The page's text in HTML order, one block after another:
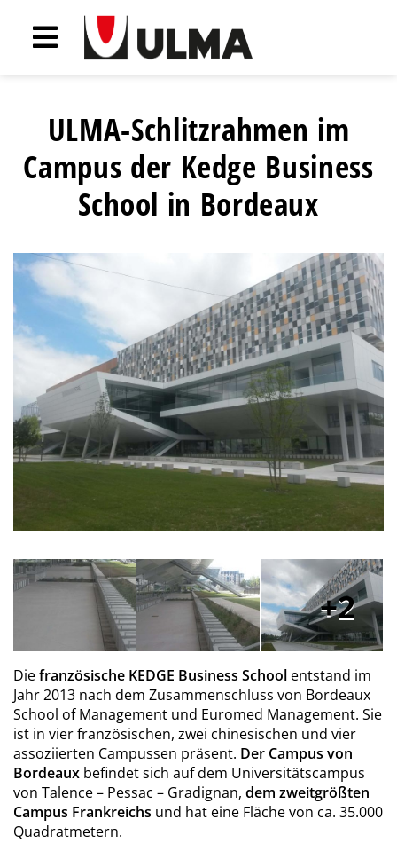
ULMA-Schlitzrahmen im
Campus der Kedge Business
School in Bordeaux
2
Diefranzösische KEDGE Business School entstand im
Jahr 2013 nach dem Zusammenschluss von Bordeaux
School of Management und Euromed Management. Sie
ist in vier französischen, zwei chinesischen und vier
assoziierten Campussen präsent. Der Campus von
Bordeaux befindet sich auf dem Universitätscampus
von Talence – Pessac – Gradignan, dem zweitgrößten
Campus Frankreichs und hat eine Fläche von ca. 35.000
Quadratmetern.